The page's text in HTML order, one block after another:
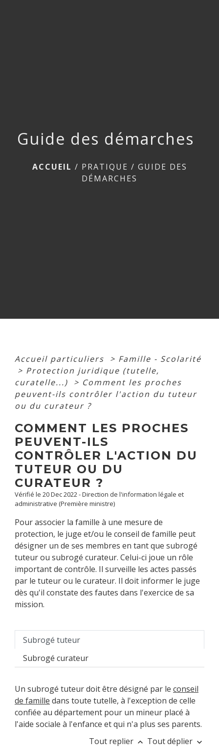
Guide des démarches
ACCUEIL / PRATIQUE / GUIDE DES
DÉMARCHES
Accueil particuliers > Famille - Scolarité
> Protection juridique (tutelle,
curatelle...)
> Comment les proches
peuvent-ils contrôler l'action du tuteur
ou du curateur ?
COMMENT LES PROCHES
PEUVENT-ILS
CONTRÔLER L'ACTION DU
TUTEUR OU DU
CURATEUR ?
Vérifié le 20 Dec 2022 - Direction de l'information légale et
administrative (Première ministre)
Pour associer la famille à une mesure de
protection, le juge et/ou le conseil de famille peut
désigner un de ses membres en tant que subrogé
tuteur ou subrogé curateur. Celui-ci joue un rôle
important de contrôle. Il surveille les actes passés
par le tuteur ou le curateur. Il doit informer le juge
dès qu'il constate des fautes dans l'exercice de sa
mission.
Subrogé tuteur
Subrogé curateur
Un subrogé tuteur doit être désigné par le conseil
de famille dans toute tutelle, à l'exception de celle
confiée au département pour un mineur placé à
l'aide sociale à l'enfance et qui n'a plus ses parents.
Tout replier keyboard_arrow_up Tout déplier keyboard_arrow_down